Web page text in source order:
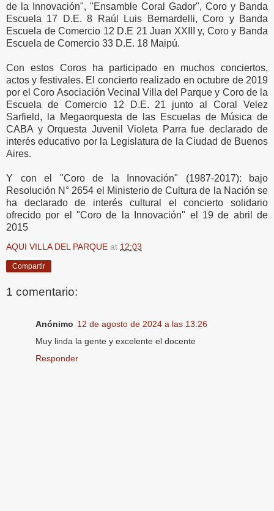
de la Innovación", "Ensamble Coral Gador", Coro y Banda
Escuela 17 D.E. 8 Raúl Luis Bernardelli, Coro y Banda
Escuela de Comercio 12 D.E 21 Juan XXIII y, Coro y Banda
Escuela de Comercio 33 D.E. 18 Maipú.
Con estos Coros ha participado en muchos conciertos,
actos y festivales. El concierto realizado en octubre de 2019
por el Coro Asociación Vecinal Villa del Parque y Coro de la
Escuela de Comercio 12 D.E. 21 junto al Coral Velez
Sarfield, la Megaorquesta de las Escuelas de Música de
CABA y Orquesta Juvenil Violeta Parra fue declarado de
interés educativo por la Legislatura de la Ciudad de Buenos
Aires.
Y con el "Coro de la Innovación" (1987-2017): bajo
Resolución N° 2654 el Ministerio de Cultura de la Nación se
ha declarado de interés cultural el concierto solidario
ofrecido por el "Coro de la Innovación" el 19 de abril de
2015
AQUI VILLA DEL PARQUE at 12:03
Compartir
1 comentario:
Anónimo 12 de agosto de 2024 a las 13:26
Muy linda la gente y excelente el docente
Responder